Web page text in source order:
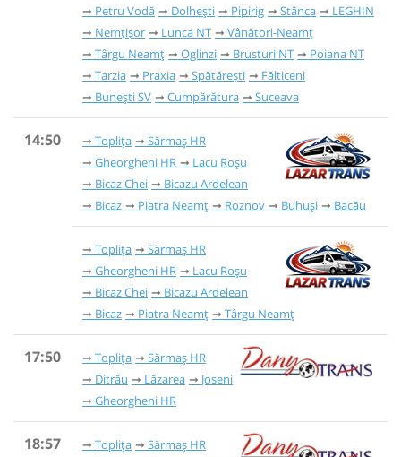
Petru Vodă
Dolhești Pipirig Stânca
LEGHIN
Nemțișor
Lunca NT
Vânători-Neamț
Târgu Neamț
Oglinzi Brusturi NT
Poiana NT
Tarzia
Praxia Spătărești
Fălticeni
Bunești SV
Cumpărătura Suceava
14:50 Toplița
Sărmaș HR
Gheorgheni HR
Lacu Roșu
Bicaz Chei
Bicazu Ardelean
Bicaz
Piatra Neamț Roznov Buhuși Bacău
Toplița
Sărmaș HR
Gheorgheni HR
Lacu Roșu
Bicaz Chei
Bicazu Ardelean
Bicaz
Piatra Neamț Târgu Neamț
17:50 Toplița
Sărmaș HR
Ditrău
Lăzarea
Joseni
Gheorgheni HR
18:57 Toplița
Sărmaș HR